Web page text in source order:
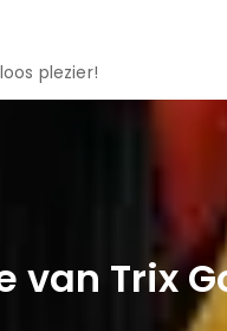
plezier!
van Trix